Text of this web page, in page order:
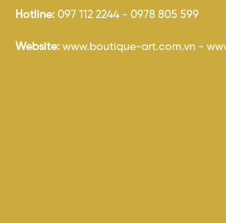
Hotline: 097 112 2244 - 0978 805 599
Website: www.boutique-art.com.vn -